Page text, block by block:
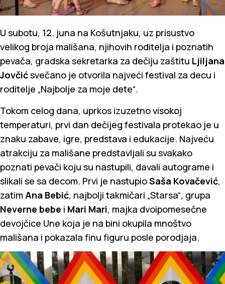
U subotu, 12. juna na Košutnjaku, uz prisustvo
velikog broja mališana, njihovih roditelja i poznatih
pevača, gradska sekretarka za dečiju zaštitu Ljiljana
Jovčićsvečano je otvorila najveći festival za decu i
roditelje „Najbolje za moje dete“.
Tokom celog dana, uprkos izuzetno visokoj
temperaturi, prvi dan dečijeg festivala protekao je u
znaku zabave, igre, predstava i edukacije. Najveću
atrakciju za mališane predstavljali su svakako
poznati pevači koju su nastupili, davali autograme i
slikali se sa decom. Prvi je nastupioSaša Kovačević,
zatim Ana Bebić, najbolji takmičari „Starsa“, grupa
Neverne bebe i Mari Mari, majka dvoipomesečne
devojčice Une koja je na bini okupila mnoštvo
mališana i pokazala finu figuru posle porodjaja.